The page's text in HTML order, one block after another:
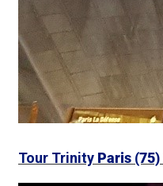
Tour Trinity Paris (75)